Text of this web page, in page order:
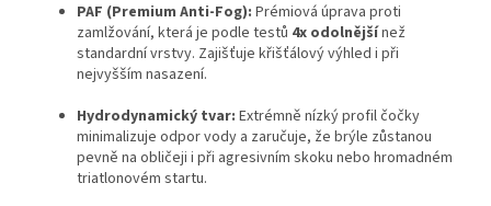
PAF (Premium Anti-Fog): Prémiová úprava proti
zamlžování, která je podle testů 4x odolnějšínež
standardní vrstvy. Zajišťuje křišťálový výhled i při
nejvyšším nasazení.
Hydrodynamický tvar: Extrémně nízký profil čočky
minimalizuje odpor vody a zaručuje, že brýle zůstanou
pevně na obličeji i při agresivním skoku nebo hromadném
triatlonovém startu.